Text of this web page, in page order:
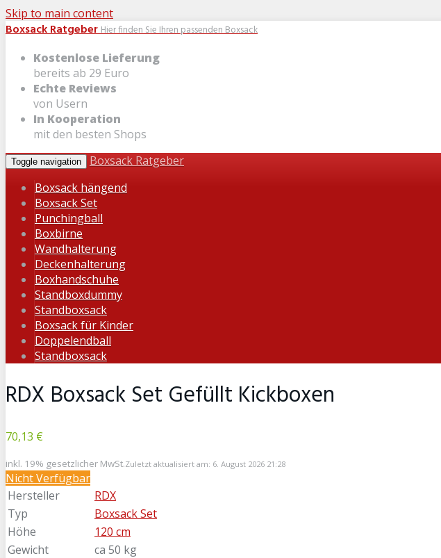
Skip to main content
Boxsack RatgeberHier finden Sie Ihren passenden Boxsack
Kostenlose Lieferung
bereits ab 29 Euro
Echte Reviews
von Usern
In Kooperation
mit den besten Shops
Toggle navigation
Boxsack Ratgeber
Boxsack hängend
Boxsack Set
Punchingball
Boxbirne
Wandhalterung
Deckenhalterung
Boxhandschuhe
Standboxdummy
Standboxsack
Boxsack für Kinder
Doppelendball
Standboxsack
RDX Boxsack Set Gefüllt Kickboxen
70,13 €
inkl. 19% gesetzlicher MwSt.Zuletzt aktualisiert am: 6. August 2026 21:28
Nicht Verfügbar
Hersteller
RDX
Typ
Boxsack Set
Höhe
120 cm
Gewicht
ca 50 kg